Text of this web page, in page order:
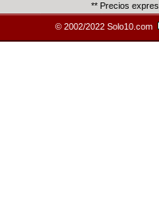
** Precios
© 2002/2022 Solo10.com